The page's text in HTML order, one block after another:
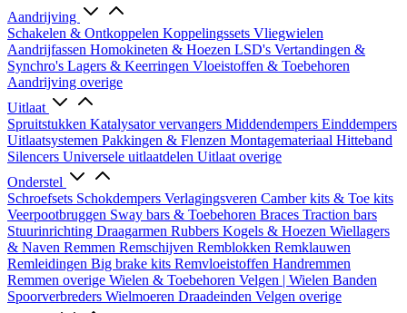
Aandrijving
Schakelen & Ontkoppelen Koppelingssets Vliegwielen
Aandrijfassen Homokineten & Hoezen LSD's Vertandingen &
Synchro's Lagers & Keerringen Vloeistoffen & Toebehoren
Aandrijving overige
Uitlaat
Spruitstukken Katalysator vervangers Middendempers Einddempers
Uitlaatsystemen Pakkingen & Flenzen Montagemateriaal Hitteband
Silencers Universele uitlaatdelen Uitlaat overige
Onderstel
Schroefsets Schokdempers Verlagingsveren Camber kits & Toe kits
Veerpootbruggen Sway bars & Toebehoren Braces Traction bars
Stuurinrichting Draagarmen Rubbers Kogels & Hoezen Wiellagers
& Naven Remmen Remschijven Remblokken Remklauwen
Remleidingen Big brake kits Remvloeistoffen Handremmen
Remmen overige Wielen & Toebehoren Velgen | Wielen Banden
Spoorverbreders Wielmoeren Draadeinden Velgen overige